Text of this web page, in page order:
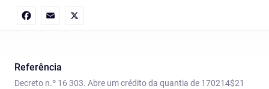
Referência
Decreto n.º 16 303. Abre um crédito da quantia de 170214$21